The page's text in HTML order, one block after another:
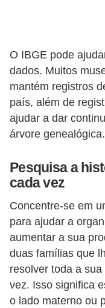
O IBGE pode
dados. Muitos
mantém registros
país, além de
ajudar a dar
árvore genealógica.
Pesquisa a
cada vez
Concentre-se em
para ajudar a
aumentar a sua
duas famílias que
resolver toda a
vez. Isso significa
o lado materno ou
s
P
r
o
d
t
i
v
i
d
a
d
e